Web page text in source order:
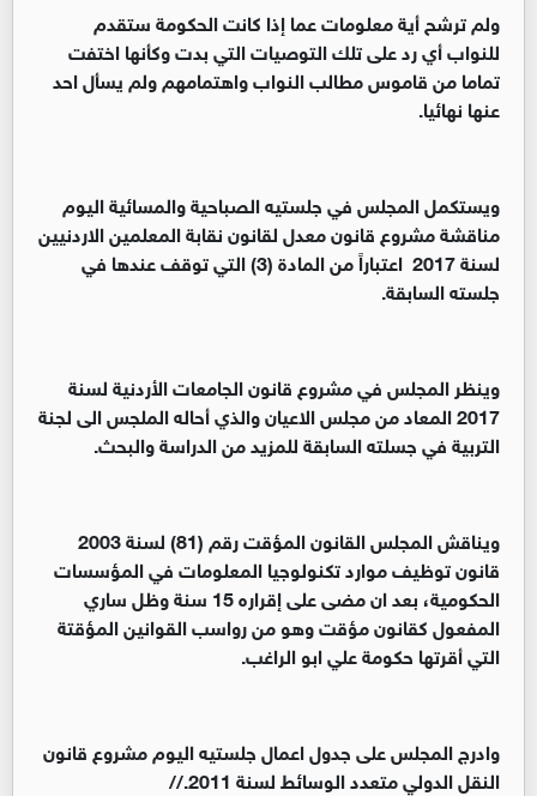
ولم ترشح أية معلومات عما إذا كانت الحكومة ستقدم
للنواب أي رد على تلك التوصيات التي بدت وكأنها اختفت
تماما من قاموس مطالب النواب واهتمامهم ولم يسأل احد
عنها نهائيا.
ويستكمل المجلس في جلستيه الصباحية والمسائية اليوم
مناقشة مشروع قانون معدل لقانون نقابة المعلمين الاردنيين
لسنة 2017 اعتباراً من المادة (3) التي توقف عندها في
جلسته السابقة.
وينظر المجلس في مشروع قانون الجامعات الأردنية لسنة
2017 المعاد من مجلس الاعيان والذي أحاله الملجس الى لجنة
التربية في جسلته السابقة للمزيد من الدراسة والبحث.
ويناقش المجلس القانون المؤقت رقم (81) لسنة 2003
قانون توظيف موارد تكنولوجيا المعلومات في المؤسسات
الحكومية، بعد ان مضى على إقراره 15 سنة وظل ساري
المفعول كقانون مؤقت وهو من رواسب القوانين المؤقتة
التي أقرتها حكومة علي ابو الراغب.
وادرج المجلس على جدول اعمال جلستيه اليوم مشروع قانون
النقل الدولي متعدد الوسائط لسنة 2011.//